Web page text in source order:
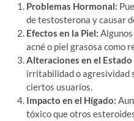
Problemas Hormonal:
de testosterona y causar
Efectos en la Piel:
acné o piel grasosa como
Alteraciones en el
irritabilidad o agresividad
ciertos usuarios.
Impacto en el Hígado:
tóxico que otros